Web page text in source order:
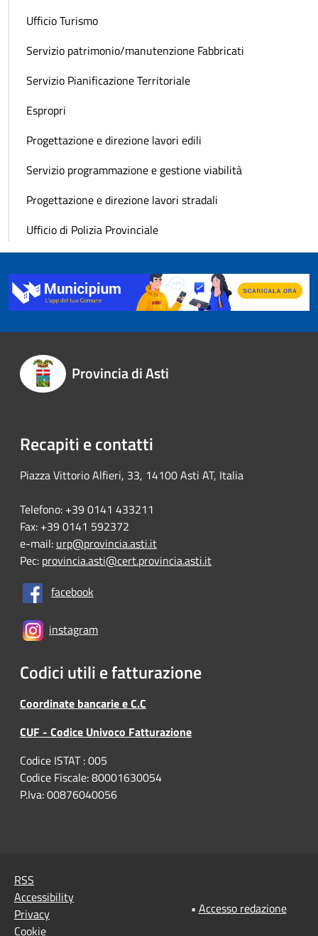
Ufficio Turismo
Servizio patrimonio/manutenzione Fabbricati
Servizio Pianificazione Territoriale
Espropri
Progettazione e direzione lavori edili
Servizio programmazione e gestione viabilità
Progettazione e direzione lavori stradali
Ufficio di Polizia Provinciale
Provincia di Asti
Recapiti e contatti
Piazza Vittorio Alfieri, 33, 14100 Asti AT, Italia
Telefono: +39 0141 433211
Fax: +39 0141 592372
e-mail: urp@provincia.asti.it
Pec: provincia.asti@cert.provincia.asti.it
facebook
instagram
Codici utili e fatturazione
Coordinate bancarie e C.C
CUF - Codice Univoco Fatturazione
Codice ISTAT : 005
Codice Fiscale: 80001630054
P.Iva: 00876040056
RSS
Accessibility
Privacy
Cookie
• Accesso redazione